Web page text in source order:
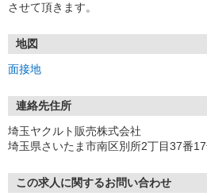
させて頂きます。
地図
面接地
連絡先住所
埼玉ヤクルト販売株式会社
埼玉県さいたま市南区別所2丁目37番
この求人に関するお問い合わせ